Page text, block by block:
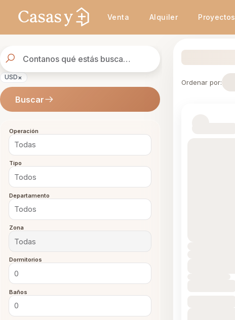
Venta Alquiler Proyectos
de
propiedades
USD×
Buscar
Operación
Tipo
Departamento
Zona
Dormitorios
Baños
Ordenar por: